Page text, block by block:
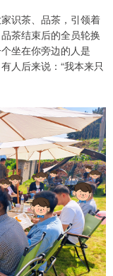
识茶、品茶，引领着
茶结束后的全员轮换
坐在你旁边的人是
人后来说：“我本来只